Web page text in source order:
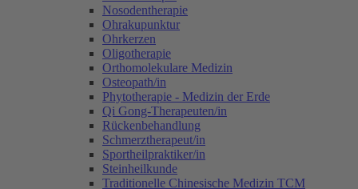
Nosodentherapie
Ohrakupunktur
Ohrkerzen
Oligotherapie
Orthomolekulare Medizin
Osteopath/in
Phytotherapie - Medizin der Erde
Qi Gong-Therapeuten/in
Rückenbehandlung
Schmerztherapeut/in
Sportheilpraktiker/in
Steinheilkunde
Traditionelle Chinesische Medizin TCM